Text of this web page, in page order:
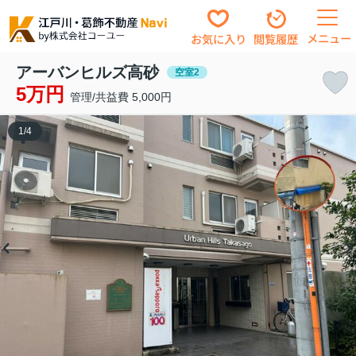
お気に入り 閲覧履歴 メニュー
アーバンヒルズ高砂 空室2
5万円 管理/共益費 5,000円
1 /4